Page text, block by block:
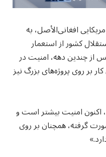
افغانی‌الأصل، به
کشور از استعمار
از چندین دهه، امنیت در
بر روی پروژه‌های بزرگ نیز
امنیت بیشتر است و
گرفته، همچنان بر روی